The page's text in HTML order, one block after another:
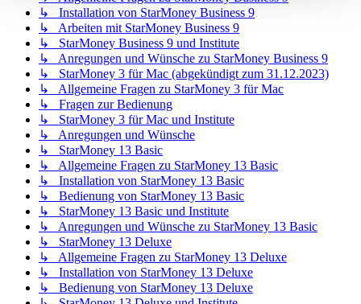
↳ Installation von StarMoney Business 9
↳ Arbeiten mit StarMoney Business 9
↳ StarMoney Business 9 und Institute
↳ Anregungen und Wünsche zu StarMoney Business 9
↳ StarMoney 3 für Mac (abgekündigt zum 31.12.2023)
↳ Allgemeine Fragen zu StarMoney 3 für Mac
↳ Fragen zur Bedienung
↳ StarMoney 3 für Mac und Institute
↳ Anregungen und Wünsche
↳ StarMoney 13 Basic
↳ Allgemeine Fragen zu StarMoney 13 Basic
↳ Installation von StarMoney 13 Basic
↳ Bedienung von StarMoney 13 Basic
↳ StarMoney 13 Basic und Institute
↳ Anregungen und Wünsche zu StarMoney 13 Basic
↳ StarMoney 13 Deluxe
↳ Allgemeine Fragen zu StarMoney 13 Deluxe
↳ Installation von StarMoney 13 Deluxe
↳ Bedienung von StarMoney 13 Deluxe